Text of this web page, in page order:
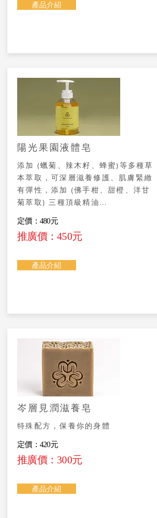
產品介紹
陽光果園液體皂
添加 (蠟菊、辣木籽、蜂蜜)等多種草
本萃取，可深層滋養修護、肌膚緊緻
有彈性，添加 (佛手柑、甜橙、洋甘
菊萃取) 三種頂級精油...
定價：480元
推廣價：450元
產品介紹
岑層見潤滋養皂
特殊配方，保養你的身體
定價：420元
推廣價：300元
產品介紹